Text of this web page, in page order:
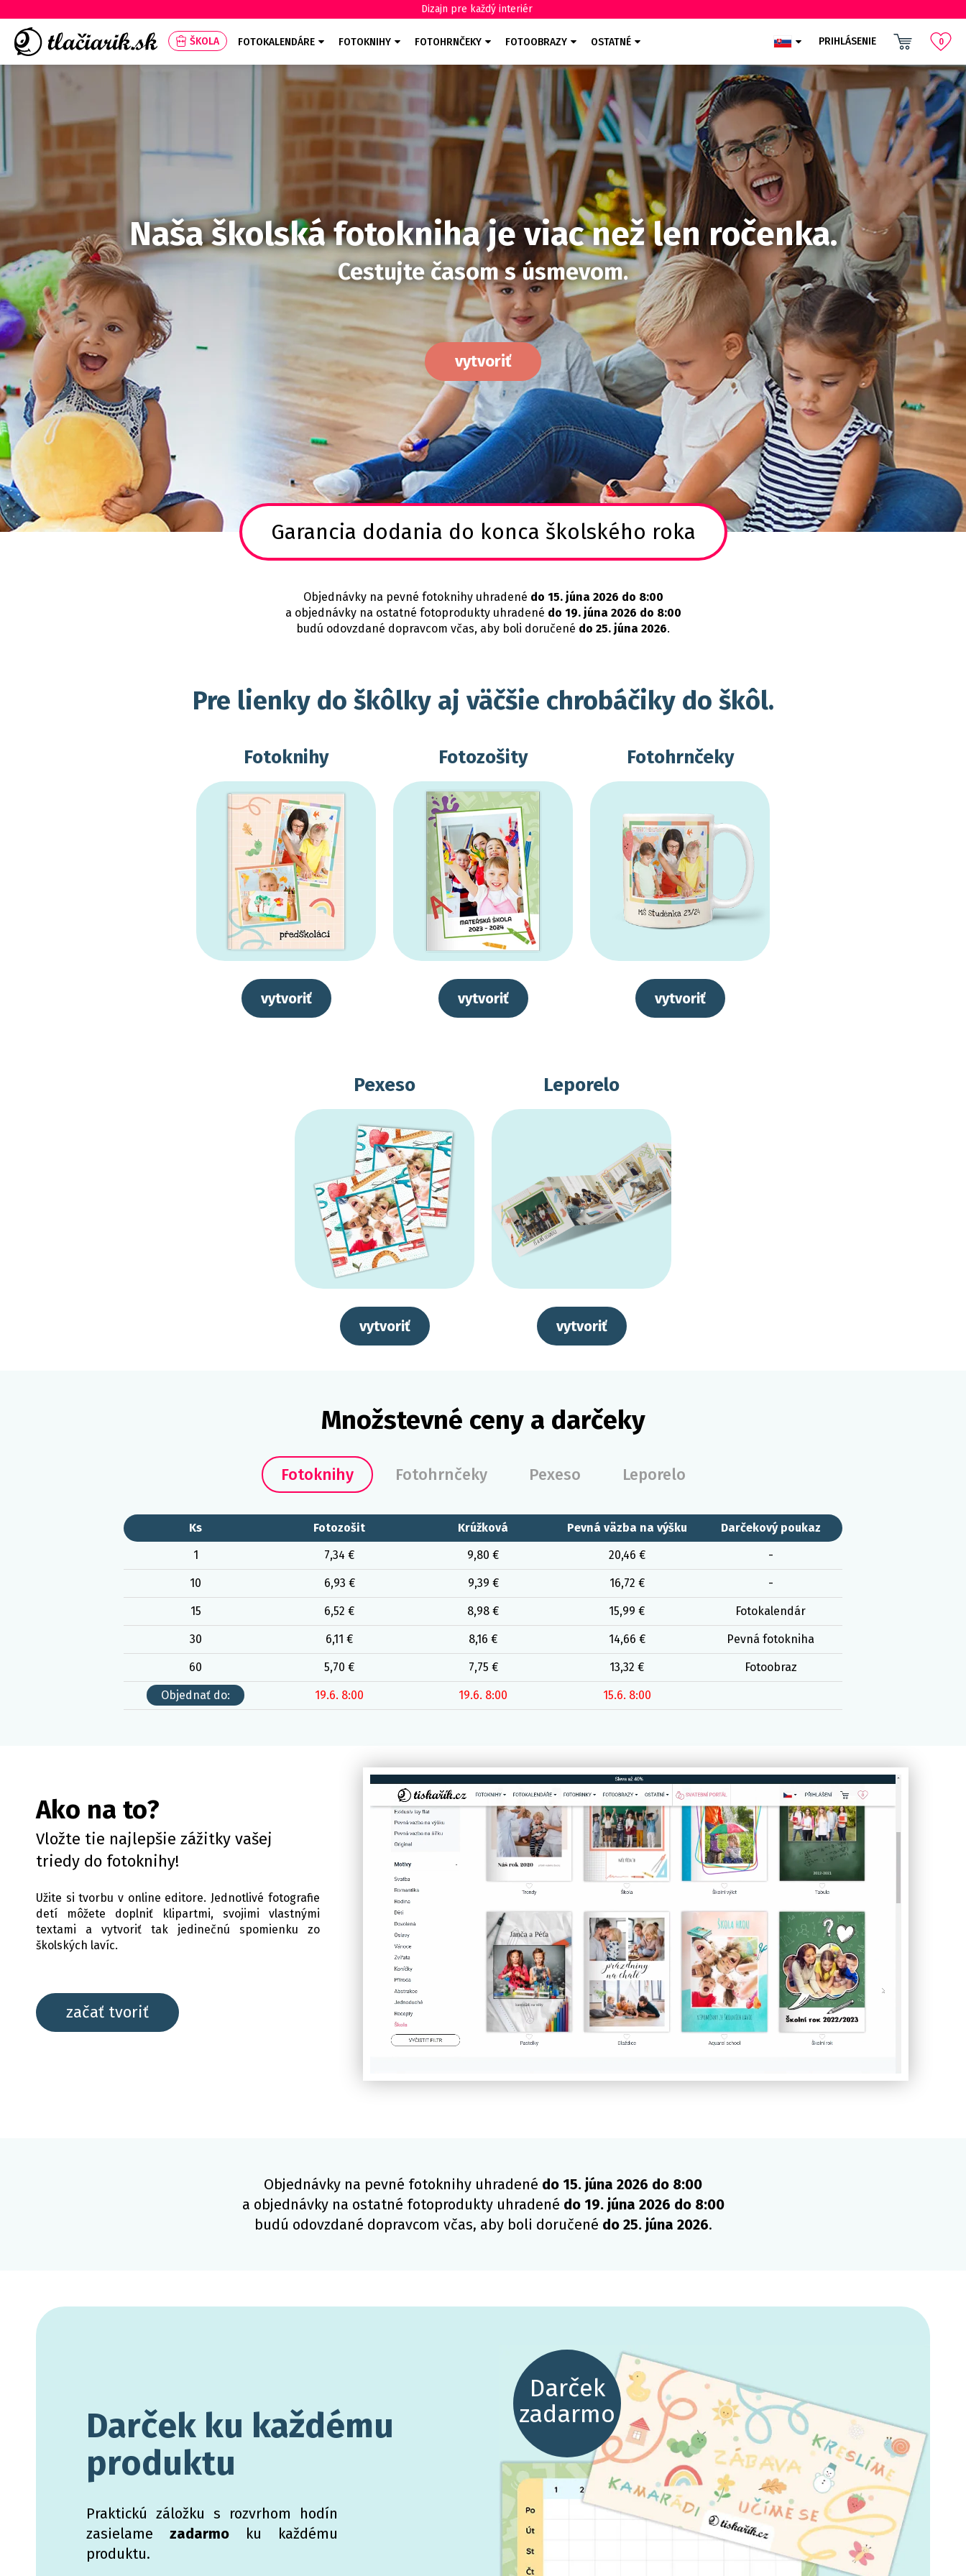
Dizajn pre každý interiér
ŠKOLA FOTOKALENDÁRE FOTOKNIHY FOTOHRNČEKY FOTOOBRAZY OSTATNÉ PRIHLÁSENIE 0
Naša školská fotokniha je viac než len ročenka.
Cestujte časom s úsmevom.
vytvoriť
Garancia dodania do konca školského roka
Objednávky na pevné fotoknihy uhradené do 15. júna 2026 do 8:00
a objednávky na ostatné fotoprodukty uhradené do 19. júna 2026 do 8:00
budú odovzdané dopravcom včas, aby boli doručené do 25. júna 2026.
Pre lienky do škôlky aj väčšie chrobáčiky do škôl.
Fotoknihy
vytvoriť
Fotozošity
vytvoriť
Fotohrnčeky
vytvoriť
Pexeso
vytvoriť
Leporelo
vytvoriť
Množstevné ceny a darčeky
Fotoknihy Fotohrnčeky Pexeso Leporelo
Ks Fotozošit Krúžková Pevná väzba na výšku
Darčekový poukaz
1
7,34 € 9,80 € 20,46 € -
10 6,93 € 9,39 € 16,72 € -
15 6,52 € 8,98 € 15,99 € Fotokalendár
30 6,11 € 8,16 € 14,66 € Pevná fotokniha
60 5,70 € 7,75 € 13,32 € Fotoobraz
Objednať do: 19.6. 8:00 19.6. 8:00 15.6. 8:00
Ako na to?
Vložte tie najlepšie zážitky vašej
triedy do fotoknihy!
Užite si tvorbu v online editore. Jednotlivé fotografie
detí môžete doplniť klipartmi, svojimi vlastnými
textami a vytvoriť tak jedinečnú spomienku zo
školských lavíc.
začať tvoriť
Objednávky na pevné fotoknihy uhradené do 15. júna 2026 do 8:00
a objednávky na ostatné fotoprodukty uhradené do 19. júna 2026 do 8:00
budú odovzdané dopravcom včas, aby boli doručené do 25. júna 2026.
Darček ku každému
produktu
Praktickú záložku s rozvrhom hodín
zasielame zadarmo ku každému
produktu.